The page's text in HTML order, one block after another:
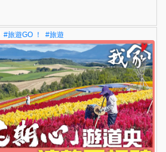
#旅遊GO ！ #旅遊